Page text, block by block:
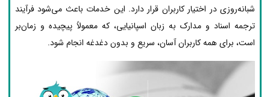
شبانه‌روزی در اختیار کاربران قرار دارد. این خدمات باعث می‌شود فرآیند
ترجمه اسناد و مدارک به زبان اسپانیایی، که معمولاً پیچیده و زمان‌بر
است، برای همه کاربران آسان، سریع و بدون دغدغه انجام شود.